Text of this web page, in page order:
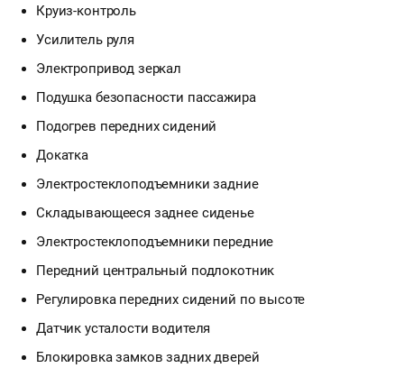
Круиз-контроль
Усилитель руля
Электропривод зеркал
Подушка безопасности пассажира
Подогрев передних сидений
Докатка
Электростеклоподъемники задние
Складывающееся заднее сиденье
Электростеклоподъемники передние
Передний центральный подлокотник
Регулировка передних сидений по высоте
Датчик усталости водителя
Блокировка замков задних дверей